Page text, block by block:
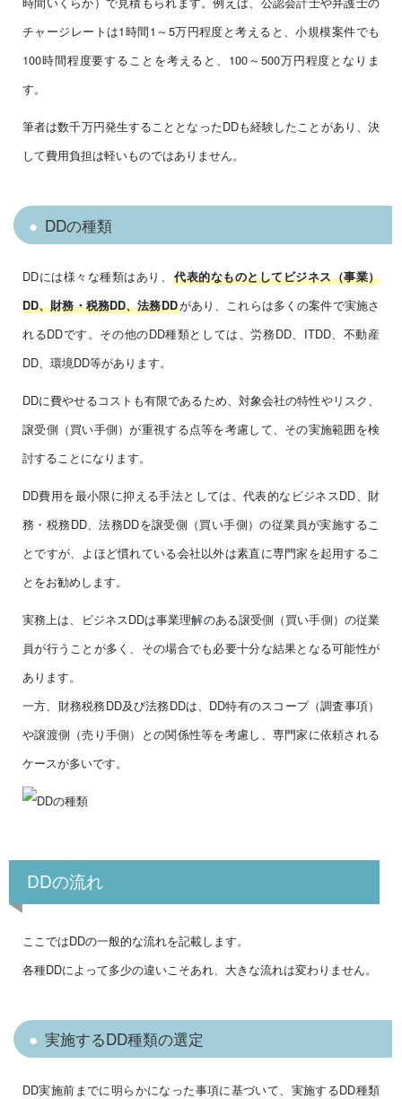
チャージレートは1時間1～5万円程度と考えると、小規模案件でも
100時間程度要することを考えると、100～500万円程度となりま
す。
筆者は数千万円発生することとなったDDも経験したことがあり、決
して費用負担は軽いものではありません。
DDの種類
DDには様々な種類はあり、
代表的なものとしてビジネス（事業）
DD、財務・税務DD、法務DDがあり、これらは多くの案件で実施さ
れるDDです。その他のDD種類としては、労務DD、ITDD、不動産
DD、環境DD等があります。
DDに費やせるコストも有限であるため、対象会社の特性やリスク、
譲受側（買い手側）が重視する点等を考慮して、その実施範囲を検
討することになります。
DD費用を最小限に抑える手法としては、代表的なビジネスDD、財
務・税務DD、法務DDを譲受側（買い手側）の従業員が実施するこ
とですが、よほど慣れている会社以外は素直に専門家を起用するこ
とをお勧めします。
実務上は、ビジネスDDは事業理解のある譲受側（買い手側）の従業
員が行うことが多く、その場合でも必要十分な結果となる可能性が
あります。
一方、財務税務DD及び法務DDは、DD特有のスコープ（調査事項）
や譲渡側（売り手側）との関係性等を考慮し、専門家に依頼される
ケースが多いです。
DDの流れ
ここではDDの一般的な流れを記載します。
各種DDによって多少の違いこそあれ、大きな流れは変わりません。
実施するDD種類の選定
DD実施前までに明らかになった事項に基づいて、実施するDD種類